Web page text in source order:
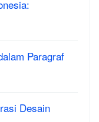
Paragraf
Desain